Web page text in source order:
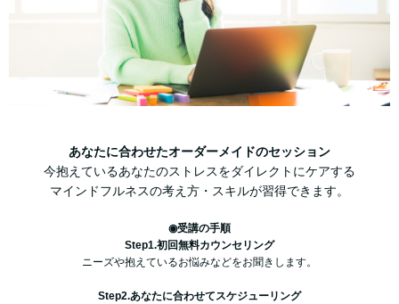
あなたに合わせたオーダーメイドのセッション
今抱えているあなたのストレスをダイレクトにケアする
マインドフルネスの考え方・スキルが習得できます。
◉受講の手順
Step1.初回無料カウンセリング
ニーズや抱えているお悩みなどをお聞きします。
Step2.あなたに合わせてスケジューリング